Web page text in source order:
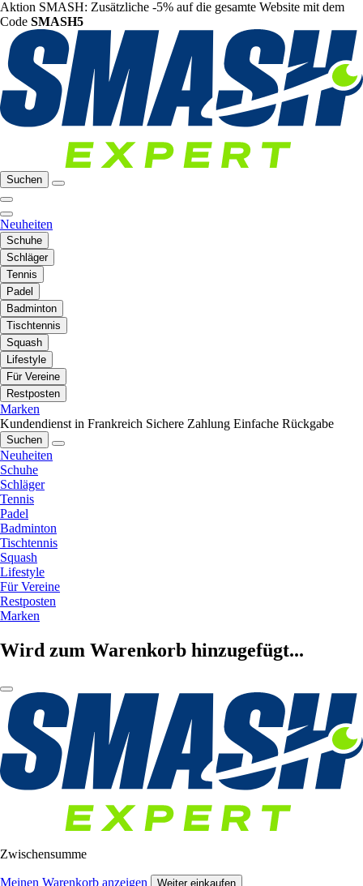
Aktion SMASH: Zusätzliche -5% auf die gesamte Website mit dem
Code SMASH5
Suchen
Neuheiten
Schuhe
Schläger
Tennis
Padel
Badminton
Tischtennis
Squash
Lifestyle
Für Vereine
Restposten
Marken
Kundendienst in Frankreich Sichere Zahlung Einfache Rückgabe
Suchen
Neuheiten
Schuhe
Schläger
Tennis
Padel
Badminton
Tischtennis
Squash
Lifestyle
Für Vereine
Restposten
Marken
Wird zum Warenkorb hinzugefügt...
Zwischensumme
Meinen Warenkorb anzeigen Weiter einkaufen